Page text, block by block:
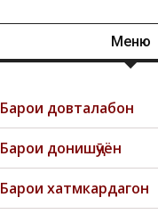
Меню
Барои довталабон
Барои донишҷӯён
Барои хатмкардагон